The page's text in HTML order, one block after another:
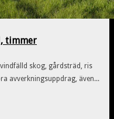
timmer
skog, gårdsträd, ris
avverkningsuppdrag, även...